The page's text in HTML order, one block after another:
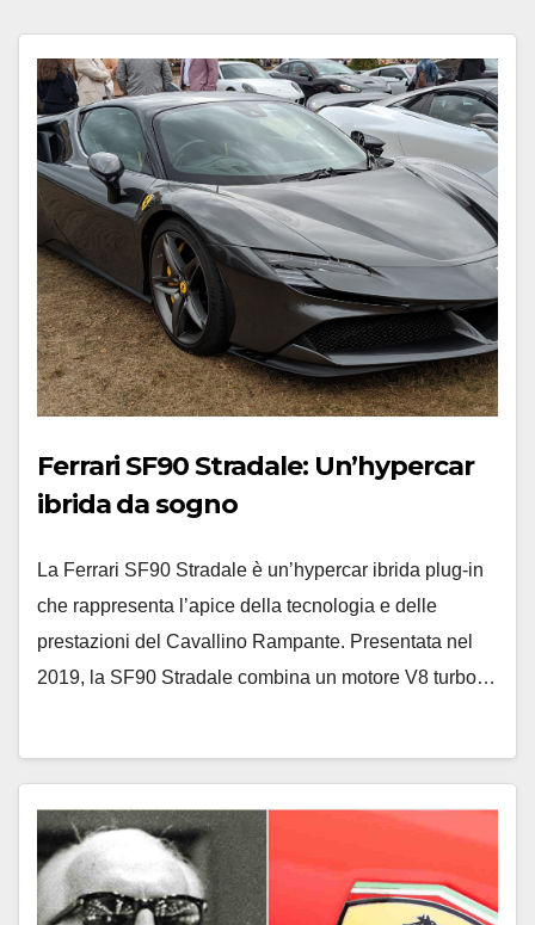
Ferrari SF90 Stradale: Un’hypercar
ibrida da sogno
La Ferrari SF90 Stradale è un’hypercar ibrida plug-in
che rappresenta l’apice della tecnologia e delle
prestazioni del Cavallino Rampante. Presentata nel
2019, la SF90 Stradale combina un motore V8 turbo…